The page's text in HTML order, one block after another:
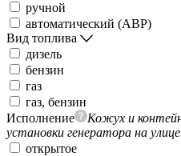
ручной
автоматический (АВР)
Вид топлива
дизель
бензин
газ
газ, бензин
Исполнение
Кожух и
установки генератора на
открытое